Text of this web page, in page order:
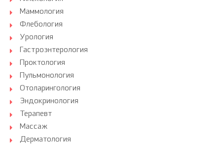
Маммология
Флебология
Урология
Гастроэнтерология
Проктология
Пульмонология
Отоларингология
Эндокринология
Терапевт
Массаж
Дерматология